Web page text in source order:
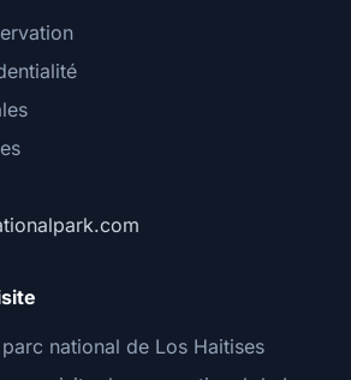
national de Los Haitises